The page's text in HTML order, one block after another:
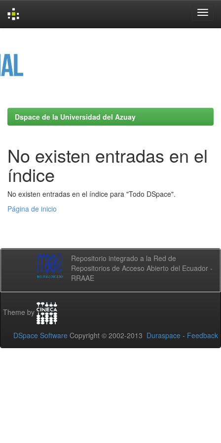
Dspace de la Universidad del Azuay
No existen entradas en el
índice
No existen entradas en el índice para "Todo DSpace".
Página de inicio
Repositorio integrado a la Red de
Repositorios de Acceso Abierto del Ecuador -
RRAAE
Theme by
DSpace Software Copyright © 2002-2013 Duraspace - Feedback